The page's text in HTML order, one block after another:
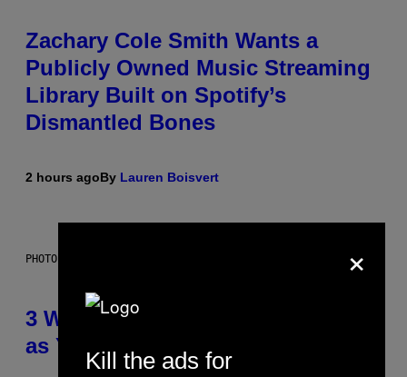
Zachary Cole Smith Wants a
Publicly Owned Music Streaming
Library Built on Spotify’s
Dismantled Bones
2 hours agoBy Lauren Boisvert
PHOTO ILLUSTRATION BY IAN WALDIE/GETTY IMAGES
3 Ways Your Music Taste Changes
as You Get Older
×
Kill the ads for